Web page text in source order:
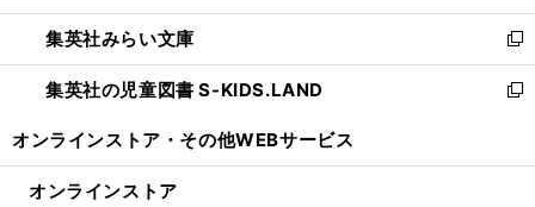
開
く
ウ
で
開
く
ン
ド
ウ
で
ウ
ィ
ン
ド
開
集英社みらい文庫
新
し
い
ン
集英社の児童図書 S-KIDS.LAND
新
ウ
オンラインストア・ その他WEBサービス
オンラインストア